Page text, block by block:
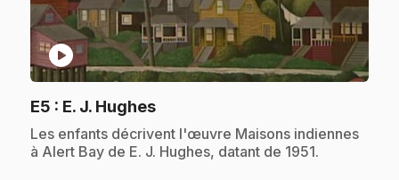
play_circle
E5 : E. J. Hughes.
.Les enfants décrivent l'œuvre Maisons indiennes
à Alert Bay de E. J. Hughes, datant de 1951.